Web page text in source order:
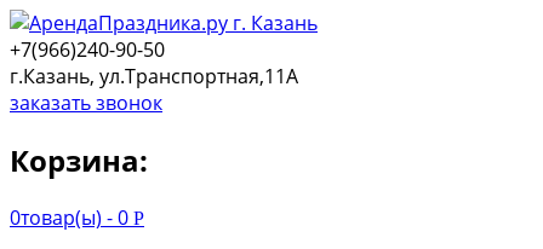
+7(966)240-90-50
г.Казань, ул.Транспортная,11А
заказать звонок
Корзина:
0товар(ы) -0 Р